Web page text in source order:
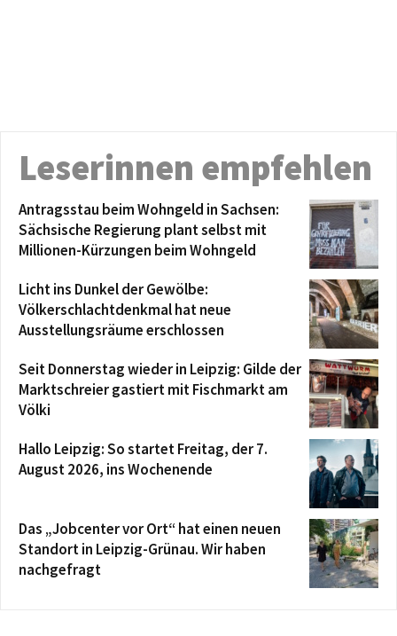
Leserinnen empfehlen
Antragsstau beim Wohngeld in Sachsen:
Sächsische Regierung plant selbst mit
Millionen-Kürzungen beim Wohngeld
Licht ins Dunkel der Gewölbe:
Völkerschlachtdenkmal hat neue
Ausstellungsräume erschlossen
Seit Donnerstag wieder in Leipzig: Gilde der
Marktschreier gastiert mit Fischmarkt am
Völki
Hallo Leipzig: So startet Freitag, der 7.
August 2026, ins Wochenende
Das „Jobcenter vor Ort“ hat einen neuen
Standort in Leipzig-Grünau. Wir haben
nachgefragt